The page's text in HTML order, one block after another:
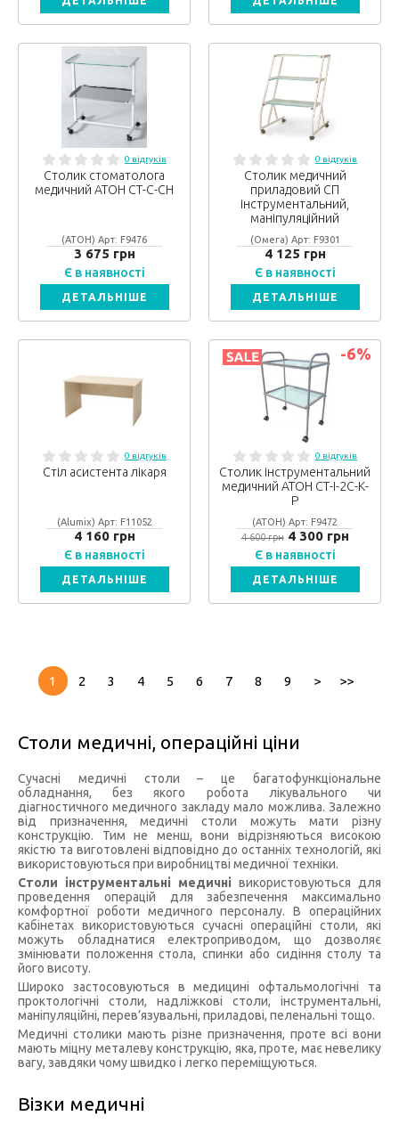
0 відгуків
Столик стоматолога
медичний АТОН СТ-С-СН
(АТОН) Арт: F9476
3 675 грн
Є в наявності
ДЕТАЛЬНІШЕ
0 відгуків
Столик медичний
приладовий СП
інструментальний,
маніпуляційний
(Омега) Арт: F9301
4 125 грн
Є в наявності
ДЕТАЛЬНІШЕ
0 відгуків
Стіл асистента лікаря
(Alumix) Арт: F11052
4 160 грн
Є в наявності
ДЕТАЛЬНІШЕ
-6%
0 відгуків
Столик інструментальний
медичний АТОН СТ-І-2С-К-
Р
(АТОН) Арт: F9472
4 600 грн4 300 грн
Є в наявності
ДЕТАЛЬНІШЕ
1 2 3 4 5 6 7 8 9 > >>
Столи медичні, операційні ціни
Сучасні медичні столи – це багатофункціональне
обладнання, без якого робота лікувального чи
діагностичного медичного закладу мало можлива. Залежно
від призначення, медичні столи можуть мати різну
конструкцію. Тим не менш, вони відрізняються високою
якістю та виготовлені відповідно до останніх технологій, які
використовуються при виробництві медичної техніки.
Столи інструментальні медичні використовуються для
проведення операцій для забезпечення максимально
комфортної роботи медичного персоналу. В операційних
кабінетах використовуються сучасні операційні столи, які
можуть обладнатися електроприводом, що дозволяє
змінювати положення стола, спинки або сидіння столу та
його висоту.
Широко застосовуються в медицині офтальмологічні та
проктологічні столи, надліжкові столи, інструментальні,
маніпуляційні, перев’язувальні, приладові, пеленальні тощо.
Медичні столики мають різне призначення, проте всі вони
мають міцну металеву конструкцію, яка, проте, має невелику
вагу, завдяки чому швидко і легко переміщуються.
Візки медичні